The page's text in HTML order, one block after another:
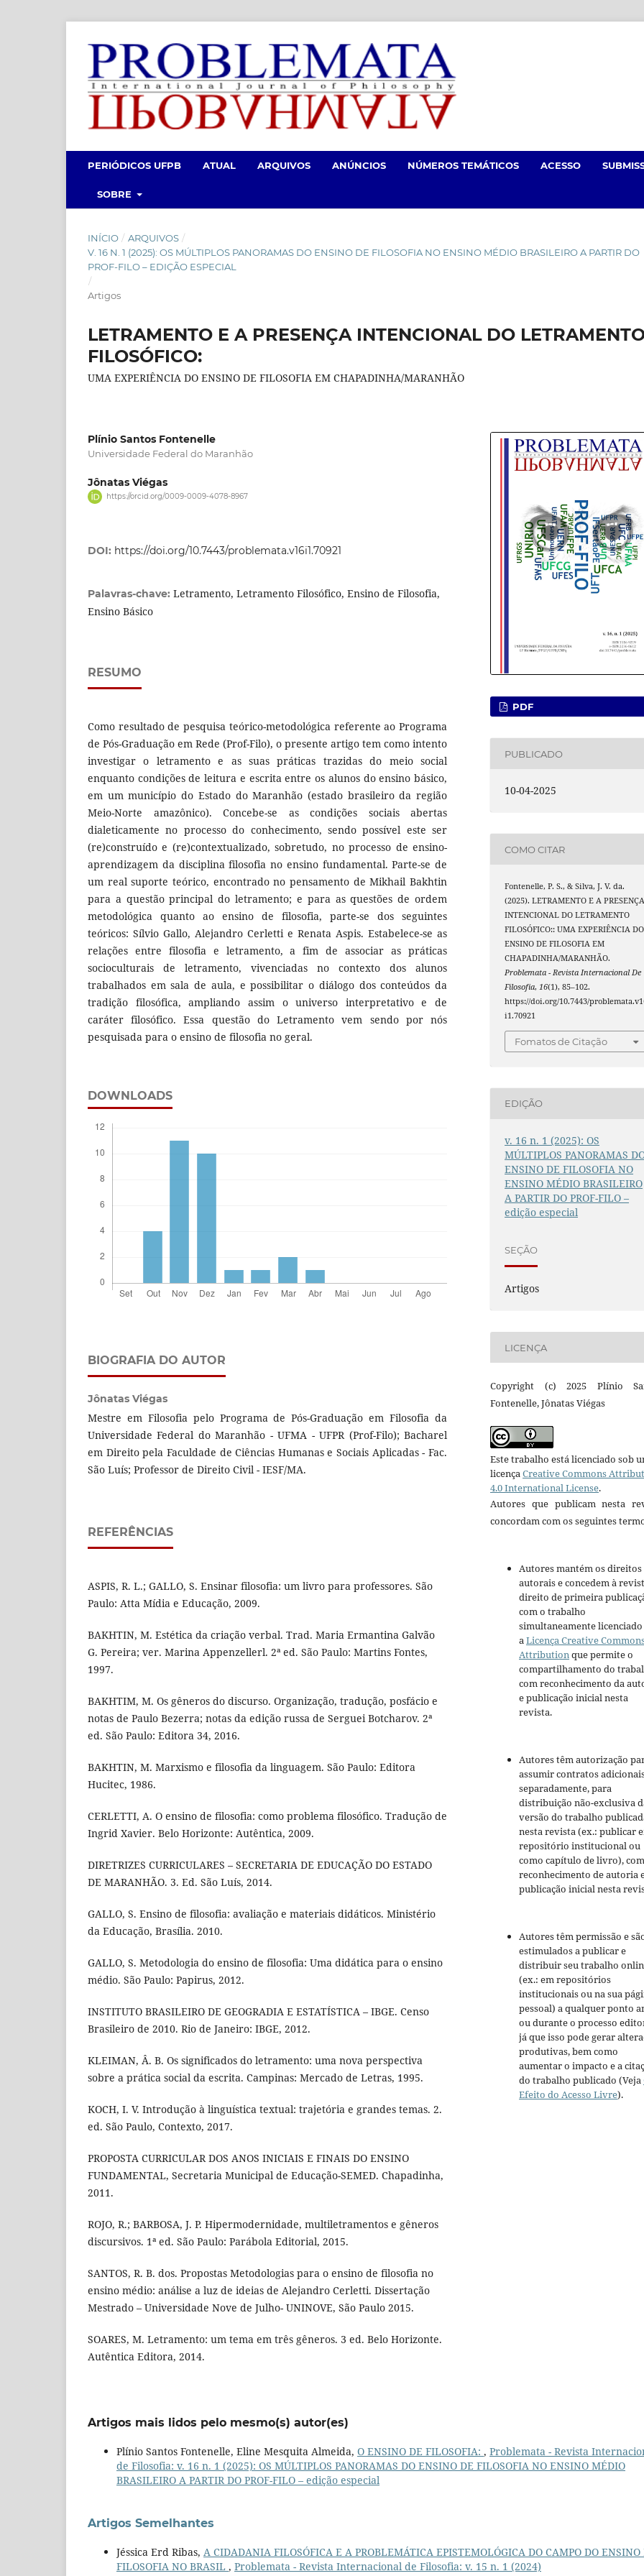
PERIÓDICOS UFPB ATUAL ARQUIVOS ANÚNCIOS NÚMEROS TEMÁTICOS ACESSO
SOBRE
INÍCIO / ARQUIVOS /
V. 16 N. 1 (2025): OS MÚLTIPLOS PANORAMAS DO ENSINO DE FILOSOFIA NO ENSINO MÉDIO BRASILEIRO A PARTIR DO
PROF-FILO – EDIÇÃO ESPECIAL
/
Artigos
LETRAMENTO E A PRESENÇA INTENCIONAL DO
FILOSÓFICO:
UMA EXPERIÊNCIA DO ENSINO DE FILOSOFIA EM CHAPADINHA/MARANHÃO
Plínio Santos Fontenelle
Universidade Federal do Maranhão
Jônatas Viégas
https://orcid.org/0009-0009-4078-8967
DOI: https://doi.org/10.7443/problemata.v16i1.70921
Palavras-chave: Letramento, Letramento Filosófico, Ensino de Filosofia,
Ensino Básico
RESUMO
Como resultado de pesquisa teórico-metodológica referente ao Programa
de Pós-Graduação em Rede (Prof-Filo), o presente artigo tem como intento
investigar o letramento e as suas práticas trazidas do meio social
enquanto condições de leitura e escrita entre os alunos do ensino básico,
em um município do Estado do Maranhão (estado brasileiro da região
Meio-Norte amazônico). Concebe-se as condições sociais abertas
dialeticamente no processo do conhecimento, sendo possível este ser
(re)construído e (re)contextualizado, sobretudo, no processo de ensino-
aprendizagem da disciplina filosofia no ensino fundamental. Parte-se de
um real suporte teórico, encontrado no pensamento de Mikhail Bakhtin
para a questão principal do letramento; e para as questões de ordem
metodológica quanto ao ensino de filosofia, parte-se dos seguintes
teóricos: Sílvio Gallo, Alejandro Cerletti e Renata Aspis. Estabelece-se as
relações entre filosofia e letramento, a fim de associar as práticas
socioculturais de letramento, vivenciadas no contexto dos alunos
trabalhados em sala de aula, e possibilitar o diálogo dos conteúdos da
tradição filosófica, ampliando assim o universo interpretativo e de
caráter filosófico. Essa questão do Letramento vem sendo por nós
pesquisada para o ensino de filosofia no geral.
DOWNLOADS
BIOGRAFIA DO AUTOR
Jônatas Viégas
Mestre em Filosofia pelo Programa de Pós-Graduação em Filosofia da
Universidade Federal do Maranhão - UFMA - UFPR (Prof-Filo); Bacharel
em Direito pela Faculdade de Ciências Humanas e Sociais Aplicadas - Fac.
São Luís; Professor de Direito Civil - IESF/MA.
REFERÊNCIAS
ASPIS, R. L.; GALLO, S. Ensinar filosofia: um livro para professores. São
Paulo: Atta Mídia e Educação, 2009.
BAKHTIN, M. Estética da criação verbal. Trad. Maria Ermantina Galvão
G. Pereira; ver. Marina Appenzellerl. 2ª ed. São Paulo: Martins Fontes,
1997.
BAKHTIM, M. Os gêneros do discurso. Organização, tradução, posfácio e
notas de Paulo Bezerra; notas da edição russa de Serguei Botcharov. 2ª
ed. São Paulo: Editora 34, 2016.
BAKHTIN, M. Marxismo e filosofia da linguagem. São Paulo: Editora
Hucitec, 1986.
CERLETTI, A. O ensino de filosofia: como problema filosófico. Tradução de
Ingrid Xavier. Belo Horizonte: Autêntica, 2009.
DIRETRIZES CURRICULARES – SECRETARIA DE EDUCAÇÃO DO ESTADO
DE MARANHÃO. 3. Ed. São Luís, 2014.
GALLO, S. Ensino de filosofia: avaliação e materiais didáticos. Ministério
da Educação, Brasília. 2010.
GALLO, S. Metodologia do ensino de filosofia: Uma didática para o ensino
médio. São Paulo: Papirus, 2012.
INSTITUTO BRASILEIRO DE GEOGRADIA E ESTATÍSTICA – IBGE. Censo
Brasileiro de 2010. Rio de Janeiro: IBGE, 2012.
KLEIMAN, Â. B. Os significados do letramento: uma nova perspectiva
sobre a prática social da escrita. Campinas: Mercado de Letras, 1995.
KOCH, I. V. Introdução à linguística textual: trajetória e grandes temas. 2.
ed. São Paulo, Contexto, 2017.
PROPOSTA CURRICULAR DOS ANOS INICIAIS E FINAIS DO ENSINO
FUNDAMENTAL, Secretaria Municipal de Educação-SEMED. Chapadinha,
2011.
ROJO, R.; BARBOSA, J. P. Hipermodernidade, multiletramentos e gêneros
discursivos. 1ª ed. São Paulo: Parábola Editorial, 2015.
SANTOS, R. B. dos. Propostas Metodologias para o ensino de filosofia no
ensino médio: análise a luz de ideias de Alejandro Cerletti. Dissertação
Mestrado – Universidade Nove de Julho- UNINOVE, São Paulo 2015.
SOARES, M. Letramento: um tema em três gêneros. 3 ed. Belo Horizonte.
Autêntica Editora, 2014.
PDF
PUBLICADO
10-04-2025
COMO CITAR
Fontenelle, P. S., & Silva, J. V. da.
(2025). LETRAMENTO E A
INTENCIONAL DO LETRAMENTO
FILOSÓFICO:: UMA EXPERIÊNCIA DO
ENSINO DE FILOSOFIA EM
CHAPADINHA/MARANHÃO.
Problemata - Revista Internacional De
Filosofia,16(1), 85–102.
https://doi.org/10.7443/
i1.70921
Fomatos de Citação
EDIÇÃO
v. 16 n. 1 (2025): OS
MÚLTIPLOS PANORAMAS
ENSINO DE FILOSOFIA NO
ENSINO MÉDIO BRASILEIRO
A PARTIR DO PROF-FILO –
edição especial
SEÇÃO
Artigos
LICENÇA
Copyright (c) 2025 Plínio
Fontenelle, Jônatas Viégas
Este trabalho está licenciado sob
licençaCreative Commons
4.0 International License.
Autores que publicam nesta
concordam com os seguintes
Autores mantém os direitos
autorais e concedem à
direito de primeira
com o trabalho
simultaneamente
aLicença Creative
Attributionque permite o
compartilhamento do
com reconhecimento da
e publicação inicial nesta
revista.
Autores têm autorização
assumir contratos
separadamente, para
distribuição não-exclusiva
versão do trabalho
nesta revista (ex.: publicar
repositório institucional ou
como capítulo de livro), com
reconhecimento de autoria
publicação inicial nesta
Autores têm permissão e
estimulados a publicar e
distribuir seu trabalho
(ex.: em repositórios
institucionais ou na sua
pessoal) a qualquer ponto
ou durante o processo
já que isso pode gerar
produtivas, bem como
aumentar o impacto e a
do trabalho publicado (Veja
Efeito do Acesso Livre).
Artigos mais lidos pelo mesmo(s) autor(es)
Plínio Santos Fontenelle, Eline Mesquita Almeida, O ENSINO DE FILOSOFIA: , Problemata - Revista
de Filosofia: v. 16 n. 1 (2025): OS MÚLTIPLOS PANORAMAS DO ENSINO DE FILOSOFIA NO ENSINO MÉDIO
BRASILEIRO A PARTIR DO PROF-FILO – edição especial
Artigos Semelhantes
Jéssica Erd Ribas, A CIDADANIA FILOSÓFICA E A PROBLEMÁTICA EPISTEMOLÓGICA DO CAMPO DO ENSINO
FILOSOFIA NO BRASIL , Problemata - Revista Internacional de Filosofia: v. 15 n. 1 (2024)